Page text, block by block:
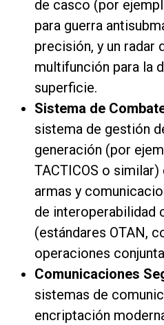
de casco (por
para guerra
precisión, y un radar
multifunción para la
superficie.
Sistema de
sistema de gestión
generación (por
TACTICOS o
armas y
de interoperabilidad
(estándares OTAN,
operaciones
Comunicaciones
sistemas de
encriptación